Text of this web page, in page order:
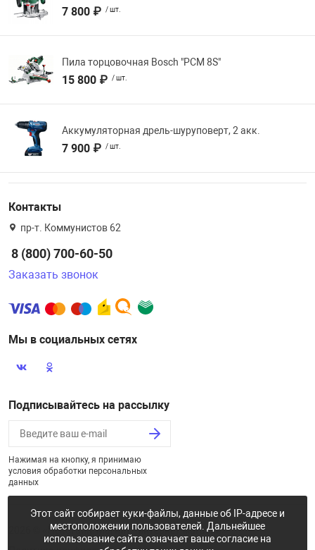
7 800 ₽ / шт.
Пила торцовочная Bosch "PCM 8S"
15 800 ₽ / шт.
Аккумуляторная дрель-шуруповерт, 2 акк.
7 900 ₽ / шт.
Контакты
пр-т. Коммунистов 62
8 (800) 700-60-50
Заказать звонок
Мы в социальных сетях
Подписывайтесь на рассылку
Нажимая на кнопку, я принимаю
условия обработки персональных
данных
2026 © «Некстайп: Магнит - интернет-магазин»
Этот сайт собирает куки-файлы, данные об IP-адресе и
местоположении пользователей. Дальнейшее
использование сайта означает ваше согласие на